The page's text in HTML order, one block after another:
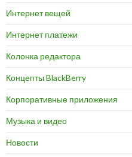
Интернет вещей
Интернет платежи
Колонка редактора
Концепты BlackBerry
Корпоративные приложения
Музыка и видео
Новости